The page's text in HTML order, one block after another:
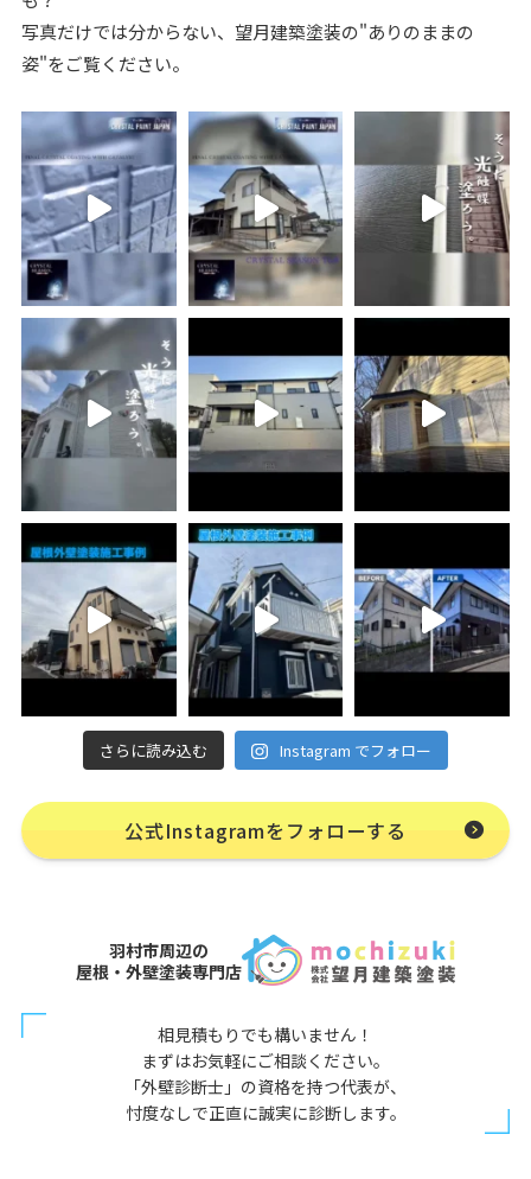
写真だけでは分からない、望月建築塗装の"ありのままの
姿"をご覧ください。
さらに読み込む Instagram でフォロー
公式Instagramをフォローする
羽村市周辺の
屋根・外壁塗装専門店
相見積もりでも構いません！
まずはお気軽にご相談ください。
「外壁診断士」の資格を持つ代表が、
忖度なしで正直に誠実に診断します。